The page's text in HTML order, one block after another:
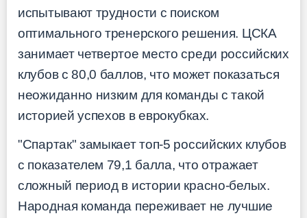
испытывают трудности с поиском
оптимального тренерского решения. ЦСКА
занимает четвертое место среди российских
клубов с 80,0 баллов, что может показаться
неожиданно низким для команды с такой
историей успехов в еврокубках.
"Спартак" замыкает топ-5 российских клубов
с показателем 79,1 балла, что отражает
сложный период в истории красно-белых.
Народная команда переживает не лучшие